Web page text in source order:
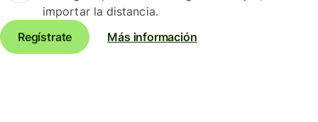
importar la distancia.
Regístrate
Más información